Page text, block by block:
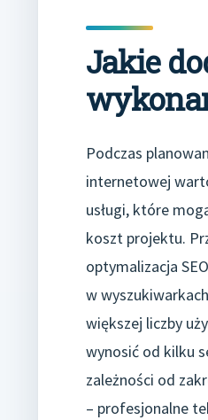
Jakie
Podczas
internetowej
usługi, które
koszt projektu.
optymalizacja
w
większej liczby
wynosić od kilku
zależności od
– profesjonalne